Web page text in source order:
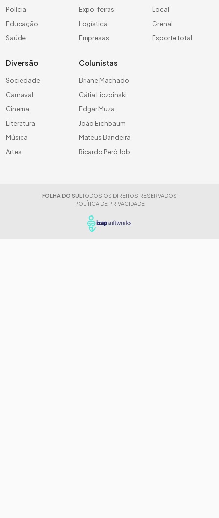
Polícia
Educação
Saúde
Expo-feiras
Logística
Empresas
Local
Grenal
Esporte total
Diversão
Sociedade
Carnaval
Cinema
Literatura
Música
Artes
Colunistas
Briane Machado
Cátia Liczbinski
Edgar Muza
João Eichbaum
Mateus Bandeira
Ricardo Peró Job
FOLHA DO SUL TODOS OS DIREITOS RESERVADOS
POLÍTICA DE PRIVACIDADE